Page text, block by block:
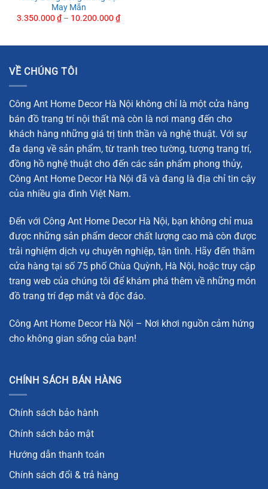
Tượng Gà Trống Phong Thủy Bằng Đồng Mang Sự May
Tượng gà trống vàng được làm bằng đồng
Tượng gà trống vàng được chế tác từ đồng nguyên chất,
nổi bật với sự tỉ mỉ trong từng chi tiết. Sản phẩm mang đến
không chỉ giá trị thẩm mỹ mà còn là một vật phẩm phong
thủy tuyệt vời. Dưới đây là thông tin chi tiết về sản phẩm:
Kích thước:D30cm x R20cm x C34cm
Trọng lượng:4.6kg
Với thiết kế tinh xảo và kích thước hợp lý, tượng gà trống
vàng là một sản phẩm phong thủy lý tưởng để trưng bày ở
phòng khách, bàn làm việc hay các không gian cần sự may
mắn, tài lộc.
Đặc Điểm Nổi Bật của Tượng Gà Trống Vàng
Tượng gà trống vàng không chỉ là một món đồ trang trí
chủ. Dưới đây là những đặc điểm nổi bật của sản phẩm
Thiết kế tỉ mỉ:Tượng gà trống vàng được chế tác với
các chi tiết tỉ mỉ từ bộ lông, cánh cho đến phần mỏ và
chân, tất cả đều được hoàn thiện một cách sắc nét.
Những đường nét, màu sắc đều được chăm chút để
mang lại vẻ đẹp hoàn hảo cho sản phẩm.
May Mắn
3.350.000 ₫– 10.200.000 ₫
VỀ CHÚNG TÔI
Công Ant Home Decor Hà Nội không chỉ là một cửa hàng
bán đồ trang trí nội thất mà còn là nơi mang đến cho
khách hàng những giá trị tinh thần và nghệ thuật. Với sự
đa dạng về sản phẩm, từ tranh treo tường, tượng trang trí,
đồng hồ nghệ thuật cho đến các sản phẩm phong thủy,
Công Ant Home Decor Hà Nội đã và đang là địa chỉ tin cậy
của nhiều gia đình Việt Nam.
Đến với Công Ant Home Decor Hà Nội, bạn không chỉ mua
được những sản phẩm decor chất lượng cao mà còn được
trải nghiệm dịch vụ chuyên nghiệp, tận tình. Hãy đến thăm
cửa hàng tại số 75 phố Chùa Quỳnh, Hà Nội, hoặc truy cập
trang web của chúng tôi để khám phá thêm về những món
đồ trang trí đẹp mắt và độc đáo.
Công Ant Home Decor Hà Nội – Nơi khơi nguồn cảm hứng
cho không gian sống của bạn!
CHÍNH SÁCH BÁN HÀNG
Chính sách bảo hành
Chính sách bảo mật
Hướng dẫn thanh toán
Chính sách đổi & trả hàng